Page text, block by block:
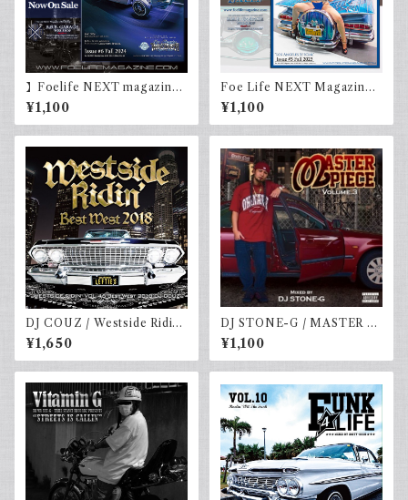
】Foelife NEXT magazine
Issue #6 Fall 2024
¥1,100
Foe Life NEXT Magazine I
ssue #5 Fall 2023 Los Ang
eles Special
¥1,100
DJ COUZ / Westside Ridin’
Vol. 46 -Best West 2018
¥1,650
DJ STONE-G / MASTER PI
ECE VOLUME.3
¥1,100